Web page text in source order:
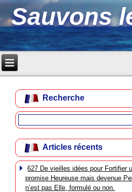
Sauvons
Recherche
Articles récents
627 De vieilles idées pour Fortifier
promise Heureuse mais devenue
n’est pas Elle, formulé ou non.